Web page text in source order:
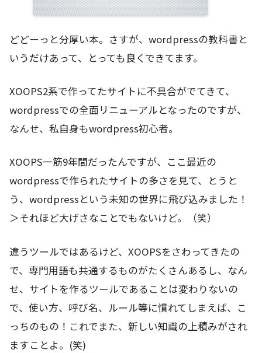
どどーっと分厚い本。さすが、wordpressの教科書と
いうだけあって、とっても良くできてます。
XOOPS2系で作ってたサイトに不具合がでてきて、
wordpressでの全面リニューアルとなったのですが、
なんせ、私自身もwordpress初心者。
XOOPS一筋9年間だったんですが、ここ最近の
wordpressで作られたサイトの多さを見て、とうと
う、wordpressという未知の世界に飛び込みました！
＞それほど大げさなことでもないけど。（笑）
違うツールではあるけど、XOOPSをさわってきたの
で、専門用語も共通するものがたくさんあるし、なん
せ、サイトを作るツールであることは変わりないの
で、使い方、呼び名、ルール等に慣れてしまえば、こ
っちのもの！これでまた、新しい知識の上積みがされ
ますことよ。(笑)